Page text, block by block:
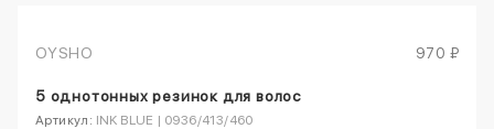
OYSHO 970 ₽
5 однотонных резинок для волос
Артикул: INK BLUE | 0936/413/460